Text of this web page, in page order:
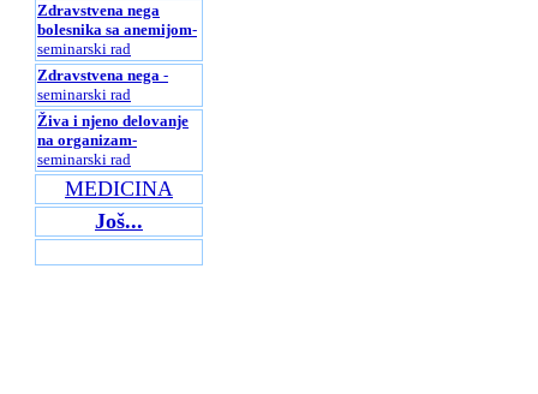
Zdravstvena nega
bolesnika sa anemijom-
seminarski rad
Zdravstvena nega -
seminarski rad
Živa i njeno delovanje
na organizam-
seminarski rad
MEDICINA
Još...